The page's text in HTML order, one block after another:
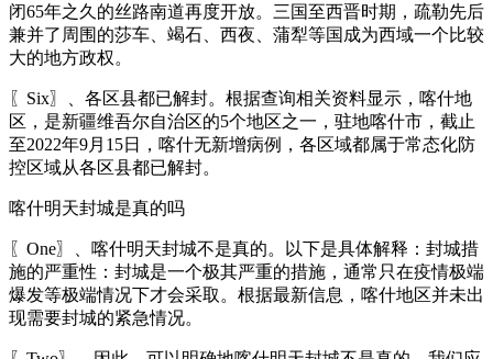
闭65年之久的丝路南道再度开放。三国至西晋时期，疏勒先后
兼并了周围的莎车、竭石、西夜、蒲犁等国成为西域一个比较
大的地方政权。
〖Six〗、各区县都已解封。根据查询相关资料显示，喀什地
区，是新疆维吾尔自治区的5个地区之一，驻地喀什市，截止
至2022年9月15日，喀什无新增病例，各区域都属于常态化防
控区域从各区县都已解封。
喀什明天封城是真的吗
〖One〗、喀什明天封城不是真的。以下是具体解释：封城措
施的严重性：封城是一个极其严重的措施，通常只在疫情极端
爆发等极端情况下才会采取。根据最新信息，喀什地区并未出
现需要封城的紧急情况。